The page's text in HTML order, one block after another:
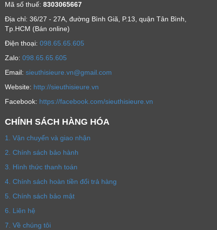
Mã số thuế: 8303065667
Địa chỉ: 36/27 - 27A, đường Bình Giã, P.13, quận Tân Bình,
Tp.HCM (Bán online)
Ðiện thoại: 098.65.65.605
Zalo: 098.65.65.605
Email: sieuthisieure.vn@gmail.com
Website: http://sieuthisieure.vn
Facebook: https://facebook.com/sieuthisieure.vn
CHÍNH SÁCH HÀNG HÓA
1. Vận chuyển và giao nhận
2. Chính sách bảo hành
3. Hình thức thanh toán
4. Chính sách hoàn tiền đổi trả hàng
5. Chính sách bảo mật
6. Liên hệ
7. Về chúng tôi